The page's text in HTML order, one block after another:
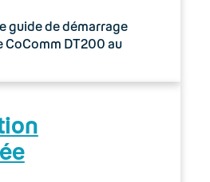
guide de démarrage
CoComm DT200 au